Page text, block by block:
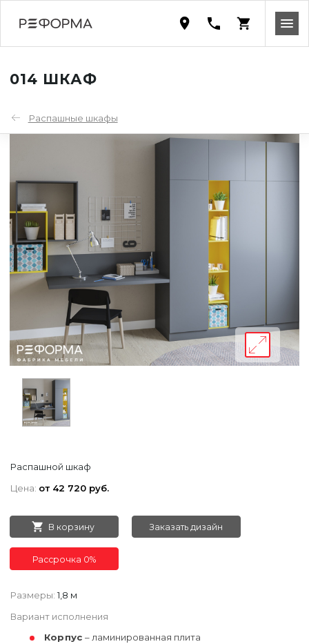
014 ШКАФ
Распашные шкафы
Распашной шкаф
Цена: от 42 720 руб.
В корзину Заказать дизайн
Рассрочка 0%
Размеры: 1,8 м
Вариант исполнения
Корпус – ламинированная плита